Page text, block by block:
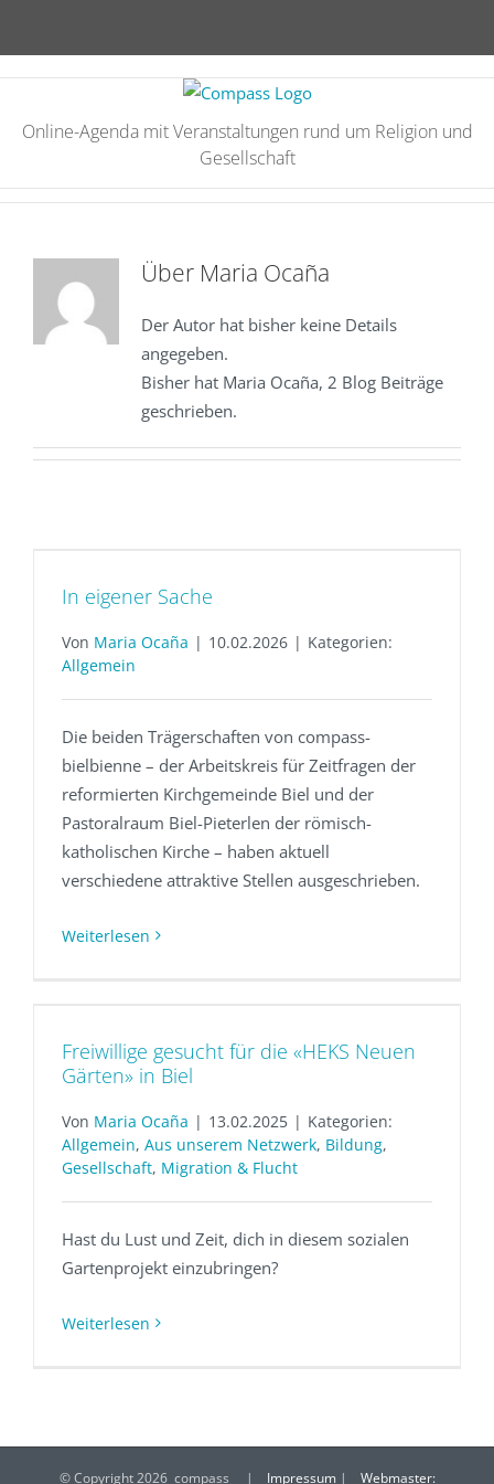
springen
Online-Agenda mit Veranstaltungen rund um Religion und
Gesellschaft
Über Maria Ocaña
Der Autor hat bisher keine Details
angegeben.
Bisher hat Maria Ocaña, 2 Blog Beiträge
geschrieben.
In eigener Sache
Von Maria Ocaña | 10.02.2026 | Kategorien:
Allgemein
Die beiden Trägerschaften von compass-
bielbienne – der Arbeitskreis für Zeitfragen der
reformierten Kirchgemeinde Biel und der
Pastoralraum Biel-Pieterlen der römisch-
katholischen Kirche – haben aktuell
verschiedene attraktive Stellen ausgeschrieben.
Weiterlesen
Freiwillige gesucht für die «HEKS Neuen
Gärten» in Biel
Von Maria Ocaña | 13.02.2025 | Kategorien:
Allgemein, Aus unserem Netzwerk, Bildung,
Gesellschaft, Migration & Flucht
Hast du Lust und Zeit, dich in diesem sozialen
Gartenprojekt einzubringen?
Weiterlesen
© Copyright2026 compass | Impressum| Webmaster: